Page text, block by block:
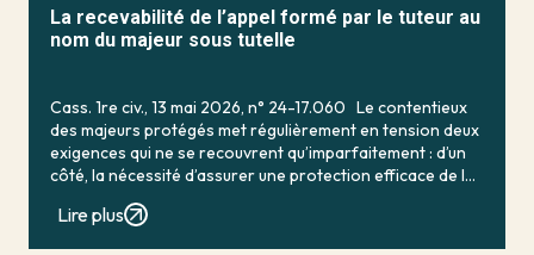
La recevabilité de l’appel formé par le tuteur au
nom du majeur sous tutelle
Cass. 1re civ., 13 mai 2026, n° 24-17.060 Le contentieux
des majeurs protégés met régulièrement en tension deux
exigences qui ne se recouvrent qu’imparfaitement : d’un
côté, la nécessité d’assurer une protection efficace de la
Lire plus